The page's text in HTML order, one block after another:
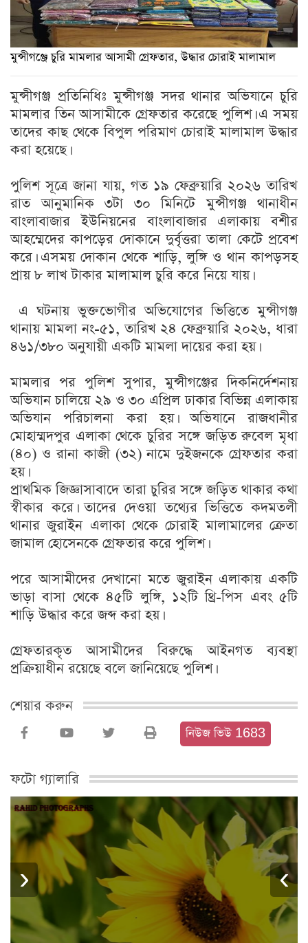
মুন্সীগঞ্জে চুরি মামলার আসামী গ্রেফতার, উদ্ধার চোরাই মালামাল
মুন্সীগঞ্জ প্রতিনিধিঃ মুন্সীগঞ্জ সদর থানার অভিযানে চুরি
মামলার তিন আসামীকে গ্রেফতার করেছে পুলিশ। এ সময়
তাদের কাছ থেকে বিপুল পরিমাণ চোরাই মালামাল উদ্ধার
করা হয়েছে।
পুলিশ সূত্রে জানা যায়, গত ১৯ ফেব্রুয়ারি ২০২৬ তারিখ
রাত আনুমানিক ৩টা ৩০ মিনিটে মুন্সীগঞ্জ থানাধীন
বাংলাবাজার ইউনিয়নের বাংলাবাজার এলাকায় বশীর
আহম্মেদের কাপড়ের দোকানে দুর্বৃত্তরা তালা কেটে প্রবেশ
করে। এসময় দোকান থেকে শাড়ি, লুঙ্গি ও থান কাপড়সহ
প্রায় ৮ লাখ টাকার মালামাল চুরি করে নিয়ে যায়।
এ ঘটনায় ভুক্তভোগীর অভিযোগের ভিত্তিতে মুন্সীগঞ্জ
থানায় মামলা নং-৫১, তারিখ ২৪ ফেব্রুয়ারি ২০২৬, ধারা
৪৬১/৩৮০ অনুযায়ী একটি মামলা দায়ের করা হয়।
মামলার পর পুলিশ সুপার, মুন্সীগঞ্জের দিকনির্দেশনায়
অভিযান চালিয়ে ২৯ ও ৩০ এপ্রিল ঢাকার বিভিন্ন এলাকায়
অভিযান পরিচালনা করা হয়। অভিযানে রাজধানীর
মোহাম্মদপুর এলাকা থেকে চুরির সঙ্গে জড়িত রুবেল মৃধা
(৪০) ও রানা কাজী (৩২) নামে দুইজনকে গ্রেফতার করা
হয়।
প্রাথমিক জিজ্ঞাসাবাদে তারা চুরির সঙ্গে জড়িত থাকার কথা
স্বীকার করে। তাদের দেওয়া তথ্যের ভিত্তিতে কদমতলী
থানার জুরাইন এলাকা থেকে চোরাই মালামালের ক্রেতা
জামাল হোসেনকে গ্রেফতার করে পুলিশ।
পরে আসামীদের দেখানো মতে জুরাইন এলাকায় একটি
ভাড়া বাসা থেকে ৪৫টি লুঙ্গি, ১২টি থ্রি-পিস এবং ৫টি
শাড়ি উদ্ধার করে জব্দ করা হয়।
গ্রেফতারকৃত আসামীদের বিরুদ্ধে আইনগত ব্যবস্থা
প্রক্রিয়াধীন রয়েছে বলে জানিয়েছে পুলিশ।
শেয়ার করুন
নিউজ ভিউ 1683
ফটো গ্যালারি
‹
›